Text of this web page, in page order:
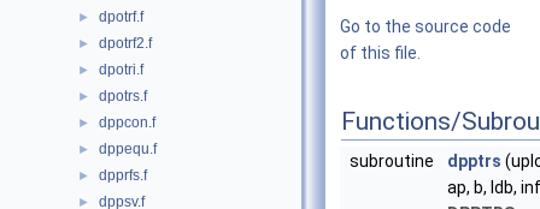
► dpotrf.f
► dpotrf2.f
► dpotri.f
► dpotrs.f
► dppcon.f
► dppequ.f
► dpprfs.f
► dppsv.f
Go to the source code
of this file.
Functions/
subroutine dpptrs
ap, b, ldb,